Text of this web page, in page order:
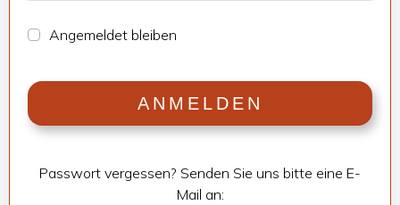
Ange­mel­det blei­ben
ANMEL­DEN
Pass­wort ver­ges­sen? Sen­den Sie uns bitte eine E-
Mail an: